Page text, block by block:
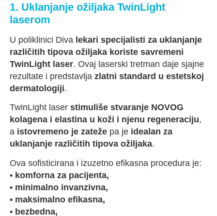
1. Uklanjanje ožiljaka TwinLight
laserom
U poliklinici Diva lekari specijalisti za uklanjanje
različitih tipova ožiljaka koriste savremeni
TwinLight laser. Ovaj laserski tretman daje sjajne
rezultate i predstavlja zlatni standard u estetskoj
dermatologiji.
TwinLight laser stimuliše stvaranje NOVOG
kolagena i elastina u koži i njenu regeneraciju,
a istovremeno je zateže pa je idealan za
uklanjanje različitih tipova ožiljaka.
Ova sofisticirana i izuzetno efikasna procedura je:
• komforna za pacijenta,
• minimalno invanzivna,
• maksimalno efikasna,
• bezbedna,